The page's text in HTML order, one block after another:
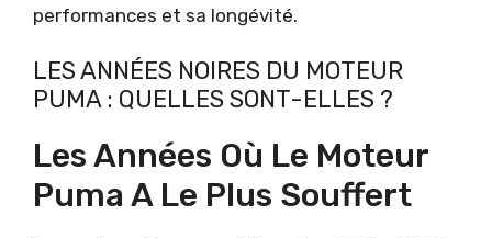
performances et sa longévité.
LES ANNÉES NOIRES DU MOTEUR
PUMA : QUELLES SONT-ELLES ?
Les Années Où Le Moteur
Puma A Le Plus Souffert